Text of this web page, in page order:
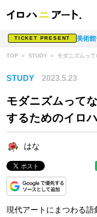
TICKET PRESENT 美術
TOP STUDY モダニズムっ
STUDY 2023.5.23
モダニズムって
するためのイロ
はな
現代アートにまつわる